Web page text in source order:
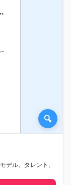
デル、タレント、